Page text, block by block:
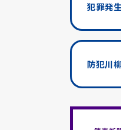
犯罪発
防犯川